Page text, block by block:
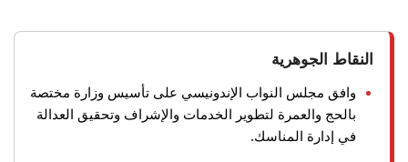
النقاط الجوهرية
وافق مجلس النواب الإندونيسي على تأسيس وزارة مختصة
بالحج والعمرة لتطوير الخدمات والإشراف وتحقيق العدالة
في إدارة المناسك.